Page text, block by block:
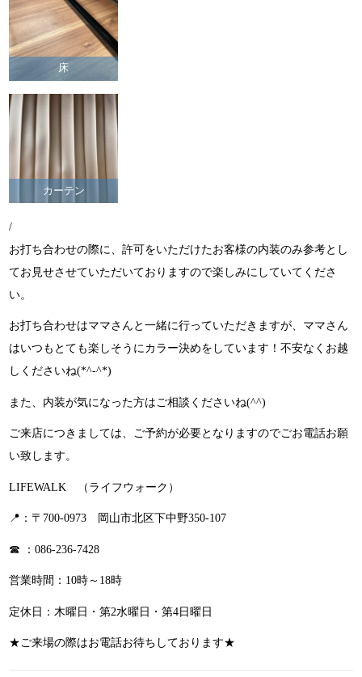
床
カーテン
/
お打ち合わせの際に、許可をいただけたお客様の内装のみ参考とし
てお見せさせていただいておりますので楽しみにしていてくださ
い。
お打ち合わせはママさんと一緒に行っていただきますが、ママさん
はいつもとても楽しそうにカラー決めをしています！不安なくお越
しくださいね(*^-^*)
また、内装が気になった方はご相談くださいね(^^)
ご来店につきましては、ご予約が必要となりますのでごお電話お願
い致します。
LIFEWALK （ライフウォーク）
📍：〒700-0973 岡山市北区下中野350-107
☎ ：086-236-7428
営業時間：10時～18時
定休日：木曜日・第2水曜日・第4日曜日
★ご来場の際はお電話お待ちしております★